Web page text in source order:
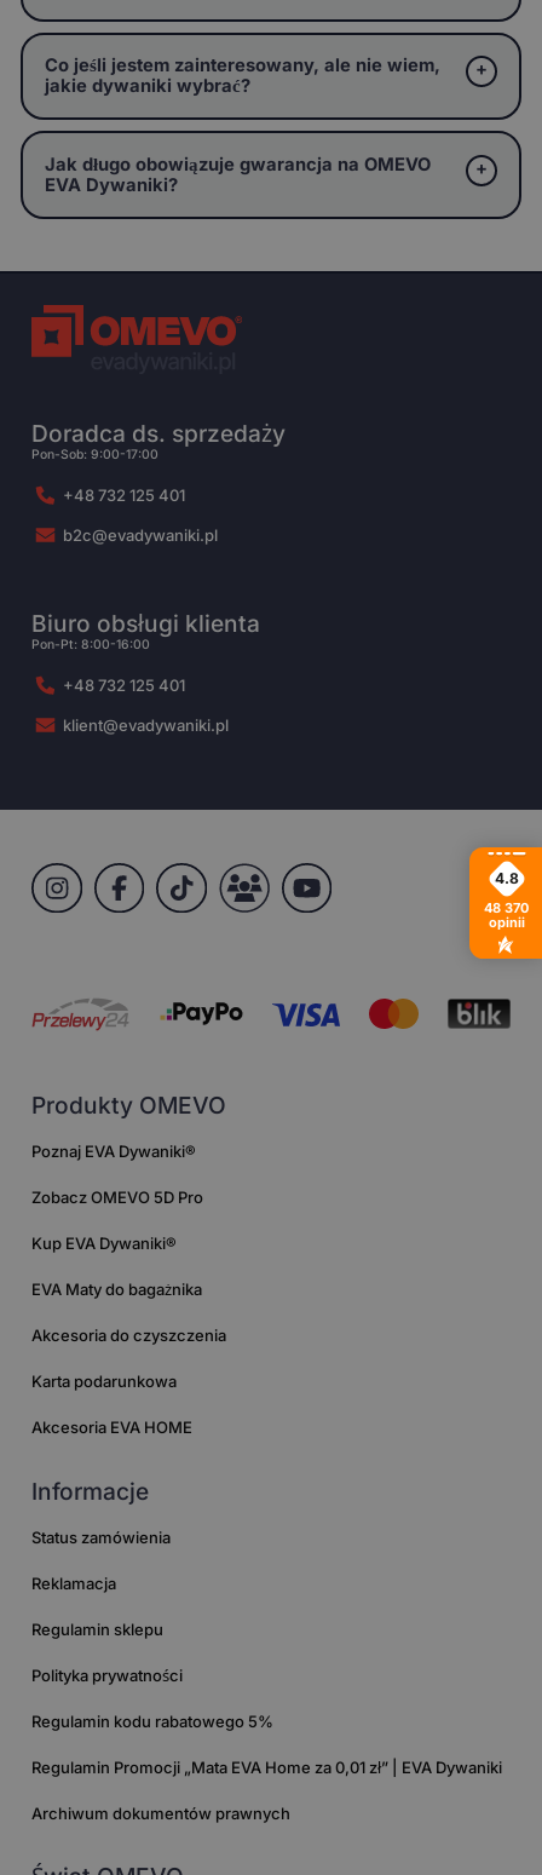
Co jeśli jestem zainteresowany, ale nie wiem,
jakie dywaniki wybrać?
Jak długo obowiązuje gwarancja na OMEVO
EVA Dywaniki?
Doradca ds. sprzedaży
Pon-Sob: 9:00-17:00
+48 732 125 401
b2c@evadywaniki.pl
Biuro obsługi klienta
Pon-Pt: 8:00-16:00
+48 732 125 401
klient@evadywaniki.pl
Produkty OMEVO
Poznaj EVA Dywaniki®
Zobacz OMEVO 5D Pro
Kup EVA Dywaniki®
EVA Maty do bagażnika
Akcesoria do czyszczenia
Karta podarunkowa
Akcesoria EVA HOME
Informacje
Status zamówienia
Reklamacja
Regulamin sklepu
Polityka prywatności
Regulamin kodu rabatowego 5%
Regulamin Promocji „Mata EVA Home za 0,01 zł” | EVA Dywaniki
Archiwum dokumentów prawnych
4.8
48 370
opinii